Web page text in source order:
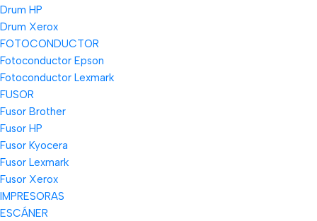
Drum HP
Drum Xerox
FOTOCONDUCTOR
Fotoconductor Epson
Fotoconductor Lexmark
FUSOR
Fusor Brother
Fusor HP
Fusor Kyocera
Fusor Lexmark
Fusor Xerox
IMPRESORAS
ESCÁNER